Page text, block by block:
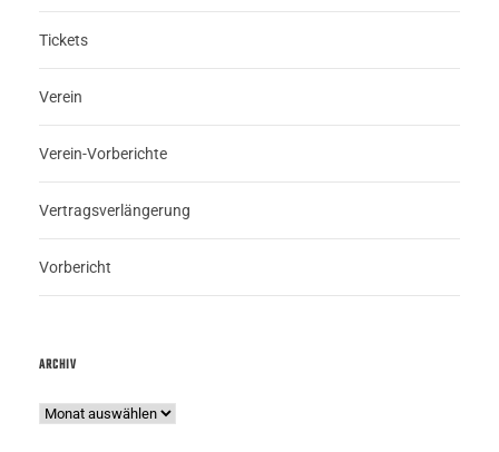
Tickets
Verein
Verein-Vorberichte
Vertragsverlängerung
Vorbericht
ARCHIV